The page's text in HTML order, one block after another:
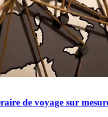
de voyage sur